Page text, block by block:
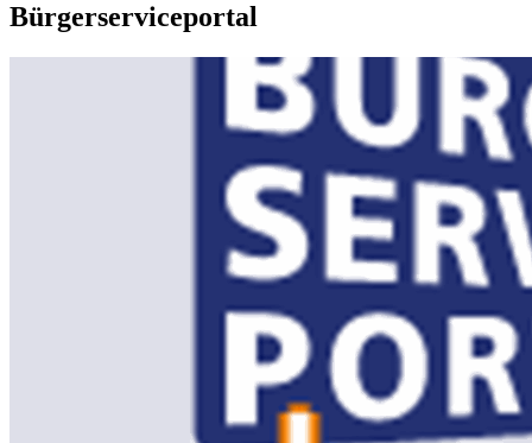
Bürgerserviceportal